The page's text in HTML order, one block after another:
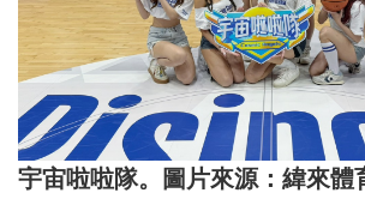
宇宙啦啦隊。圖片來源：緯來體